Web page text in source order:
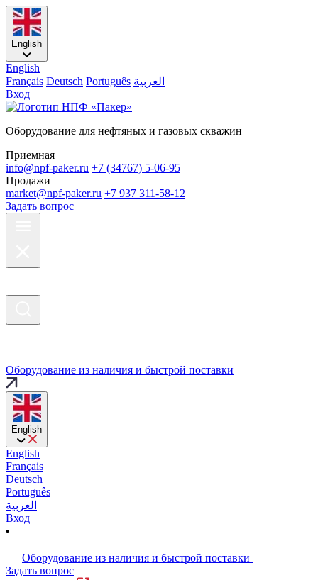
English
English
Français Deutsch Português العربية
Вход
Оборудование для нефтяных и газовых скважин
Приемная
info@npf-paker.ru +7 (34767) 5-06-95
Продажи
market@npf-paker.ru +7 937 311-58-12
Задать вопрос
Оборудование из наличия и быстрой поставки
English
English
Français
Deutsch
Português
العربية
Вход
Оборудование из наличия и быстрой поставки
Задать вопрос